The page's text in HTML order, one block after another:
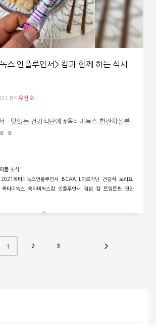
스 인플루언서> 캄과 함께 하는 식사
BY 유진 최
맛있는 건강식단에 #옥타미녹스 한잔하실분
ㅎ
플 소식
2021옥타미녹스인플루언서 BCAA L아르기닌 건강식
보라요
옥타미녹스 옥타미녹스캄, 인플루언서 집밥, 캄, 트립토판, 편안
1 2 3